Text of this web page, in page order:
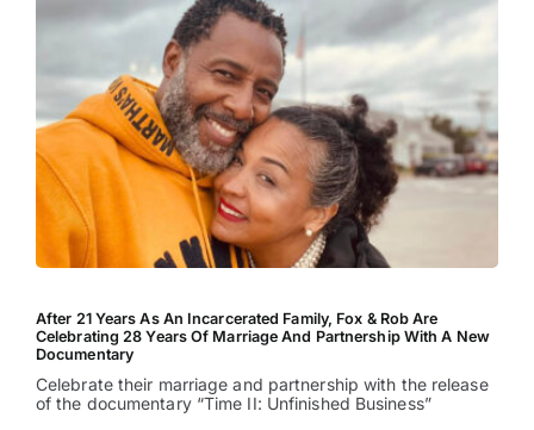
After 21 Years As An Incarcerated Family, Fox & Rob Are
Celebrating 28 Years Of Marriage And Partnership With A New
Documentary
Celebrate their marriage and partnership with the release
of the documentary “Time II: Unfinished Business”